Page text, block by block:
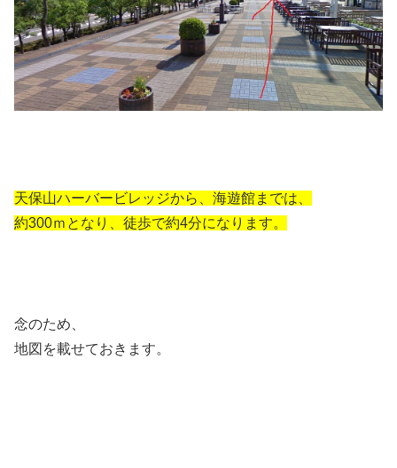
天保山ハーバービレッジから、海遊館までは、
約300ｍとなり、徒歩で約4分になります。
念のため、
地図を載せておきます。